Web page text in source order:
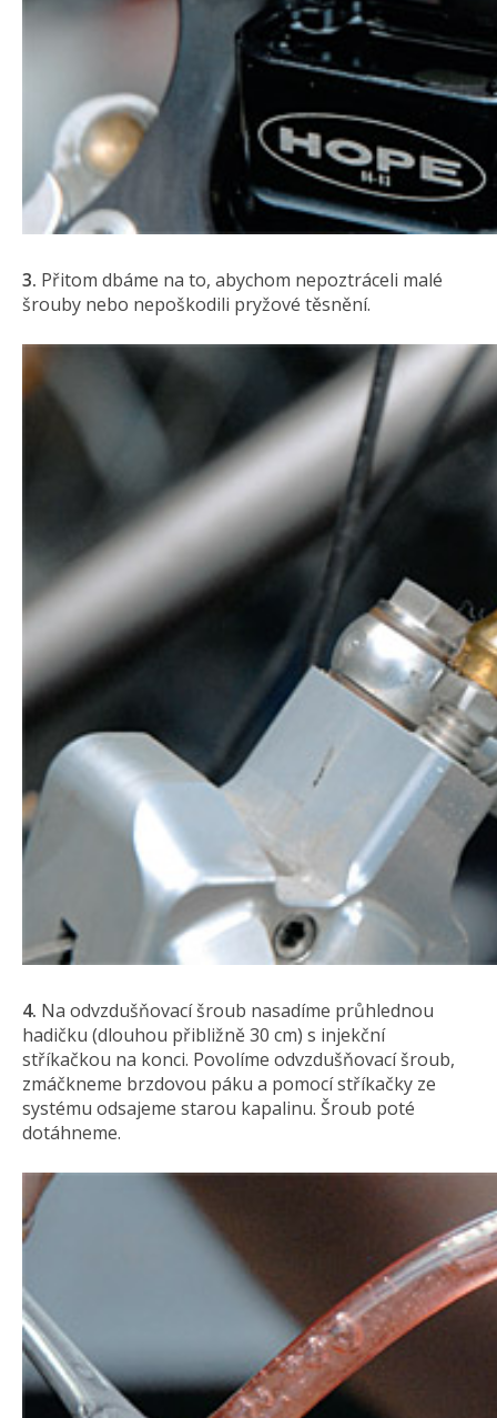
3. Přitom dbáme na to, abychom nepoztráceli malé
šrouby nebo nepoškodili pryžové těsnění.
4. Na odvzdušňovací šroub nasadíme průhlednou
hadičku (dlouhou přibližně 30 cm) s injekční
stříkačkou na konci. Povolíme odvzdušňovací šroub,
zmáčkneme brzdovou páku a pomocí stříkačky ze
systému odsajeme starou kapalinu. Šroub poté
dotáhneme.